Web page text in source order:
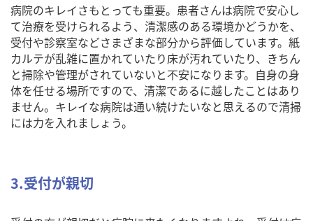
病院のキレイさもとっても重要。患者さんは病院で安心し
て治療を受けられるよう、清潔感のある環境かどうかを、
受付や診察室などさまざまな部分から評価しています。紙
カルテが乱雑に置かれていたり床が汚れていたり、きちん
と掃除や管理がされていないと不安になります。自身の身
体を任せる場所ですので、清潔であるに越したことはあり
ません。キレイな病院は通い続けたいなと思えるので清掃
には力を入れましょう。
3.受付が親切